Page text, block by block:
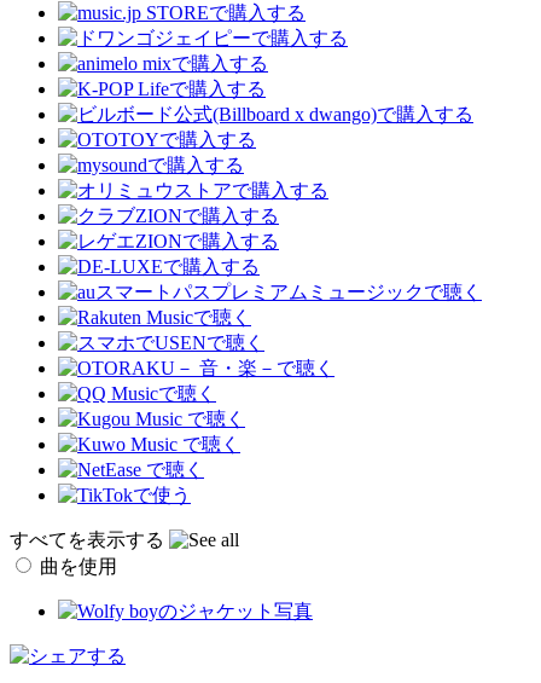
すべてを表示する
曲を使用